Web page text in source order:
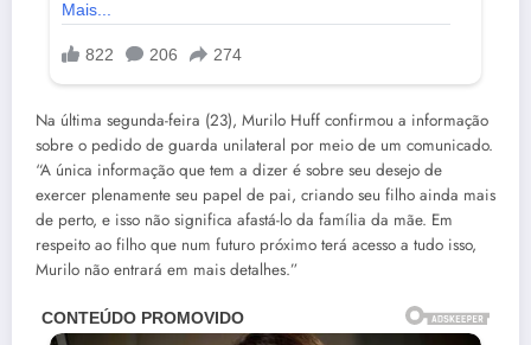
Na última segunda-feira (23), Murilo Huff confirmou a informação
sobre o pedido de guarda unilateral por meio de um comunicado.
“A única informação que tem a dizer é sobre seu desejo de
exercer plenamente seu papel de pai, criando seu filho ainda mais
de perto, e isso não significa afastá-lo da família da mãe. Em
respeito ao filho que num futuro próximo terá acesso a tudo isso,
Murilo não entrará em mais detalhes.”